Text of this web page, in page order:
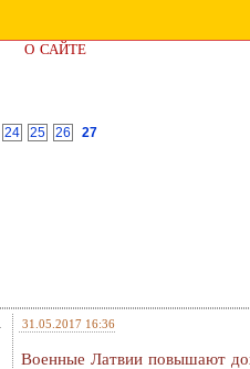
О САЙТЕ
24 25 26 27
31.05.2017 16:36
Военные Латвии повышают